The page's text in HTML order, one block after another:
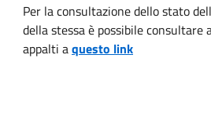
Per la consultazione dello stato
della stessa è possibile consultare
appalti aquesto link